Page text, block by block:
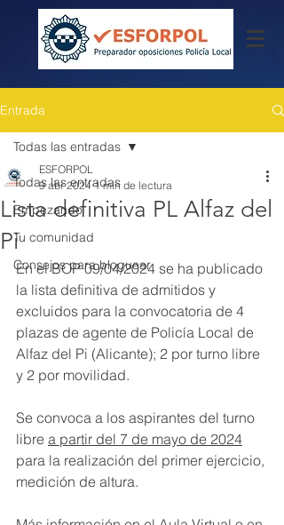
Entrada
Todas las entradas
Empezando
Tu comunidad
Consejos para bloguear
Todas las entradas
Lista definitiva PL Alfaz del
Pi
ESFORPOL
9 abr 2024 1 min de lectura
En el BOP 09/04/2024 se ha publicado
la lista definitiva de admitidos y
excluidos para la convocatoria de 4
plazas de agente de Policía Local de
Alfaz del Pi (Alicante); 2 por turno libre
y 2 por movilidad.
Se convoca a los aspirantes del turno
libre a partir del 7 de mayo de 2024
para la realización del primer ejercicio,
medición de altura.